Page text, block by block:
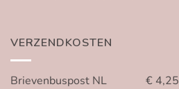
VERZENDKOSTEN
Brievenbuspost NL € 4,25